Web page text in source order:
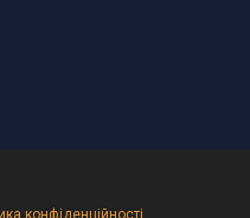
конфіденційності